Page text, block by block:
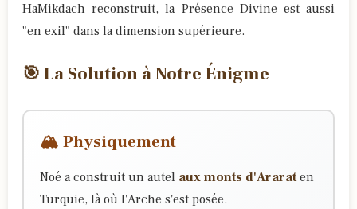
HaMikdach reconstruit, la Présence Divine est aussi
"en exil" dans la dimension supérieure.
🎯 La Solution à Notre Énigme
🏔️ Physiquement
Noé a construit un autel aux monts d'Araraten
Turquie, là où l'Arche s'est posée.